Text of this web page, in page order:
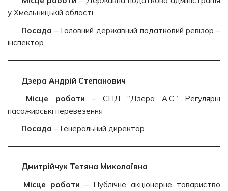
у Хмельницькій області
Посада – Головний державний податковий ревізор –
інспектор
Дзера Андрій Степанович
Місце роботи – СПД “Дзера А.С.” Регулярні
пасажирські перевезення
Посада – Генеральний директор
Дмитрійчук Тетяна Миколаївна
Місце роботи – Публічне акціонерне товариство